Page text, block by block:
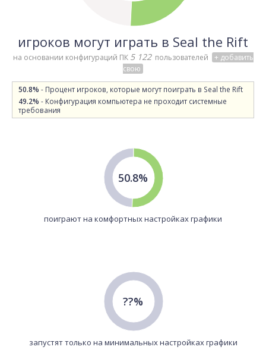
игроков могут играть в Seal the Rift
на основании конфигураций ПК 5 122 пользователей
+ добавить
свою
50.8% - Процент игроков, которые могут поиграть в Seal the Rift
49.2% - Конфигурация компьютера не проходит системные
требования
50.8%
поиграют на комфортных настройках графики
??%
запустят только на минимальных настройках графики